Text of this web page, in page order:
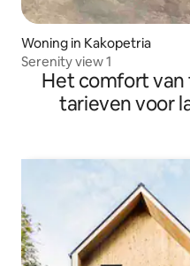
Woning in Kakopetria
Serenity view 1
Het comfort
tarieven voor